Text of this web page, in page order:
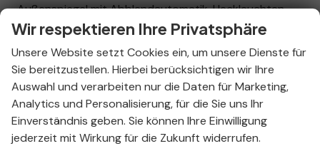
Außenspiegel mit Abblendautomatik, Heckleuchten
LED, Tagfahrlicht 4-Punkt-LED, Fahrassistenz-System:
Spurwechselassistent, Reifendruck-Kontrollsystem,
Diebstahl-Warnanlage mit Innenraumüberwachung
Innen
Ambiente-Beleuchtung
vorhanden
Klimatisierung
Klimaautomatik, 2-Zonen-Klimaautomatik
Wir respektieren Ihre Privatsphäre
Unsere Website setzt Cookies ein, um unsere Dienste für
Sie bereitzustellen. Hierbei berücksichtigen wir Ihre
Auswahl und verarbeiten nur die Daten für Marketing,
Analytics und Personalisierung, für die Sie uns Ihr
Einverständnis geben. Sie können Ihre Einwilligung
jederzeit mit Wirkung für die Zukunft widerrufen.